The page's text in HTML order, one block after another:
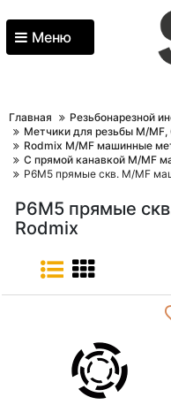
Меню
Главная Резьбонарезной
Метчики для резьбы M/MF,
Rodmix M/MF машинные
С прямой канавкой M/MF
Р6М5 прямые скв. M/MF
Р6М5 прямые
Rodmix